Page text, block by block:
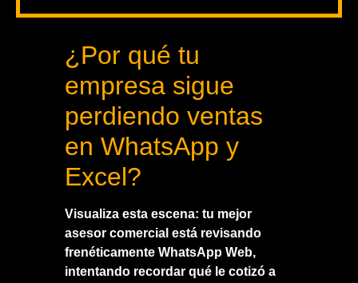
¿Por qué tu
empresa sigue
perdiendo ventas
en WhatsApp y
Excel?
Visualiza esta escena: tu mejor
asesor comercial está revisando
frenéticamente WhatsApp Web,
intentando recordar qué le cotizó a